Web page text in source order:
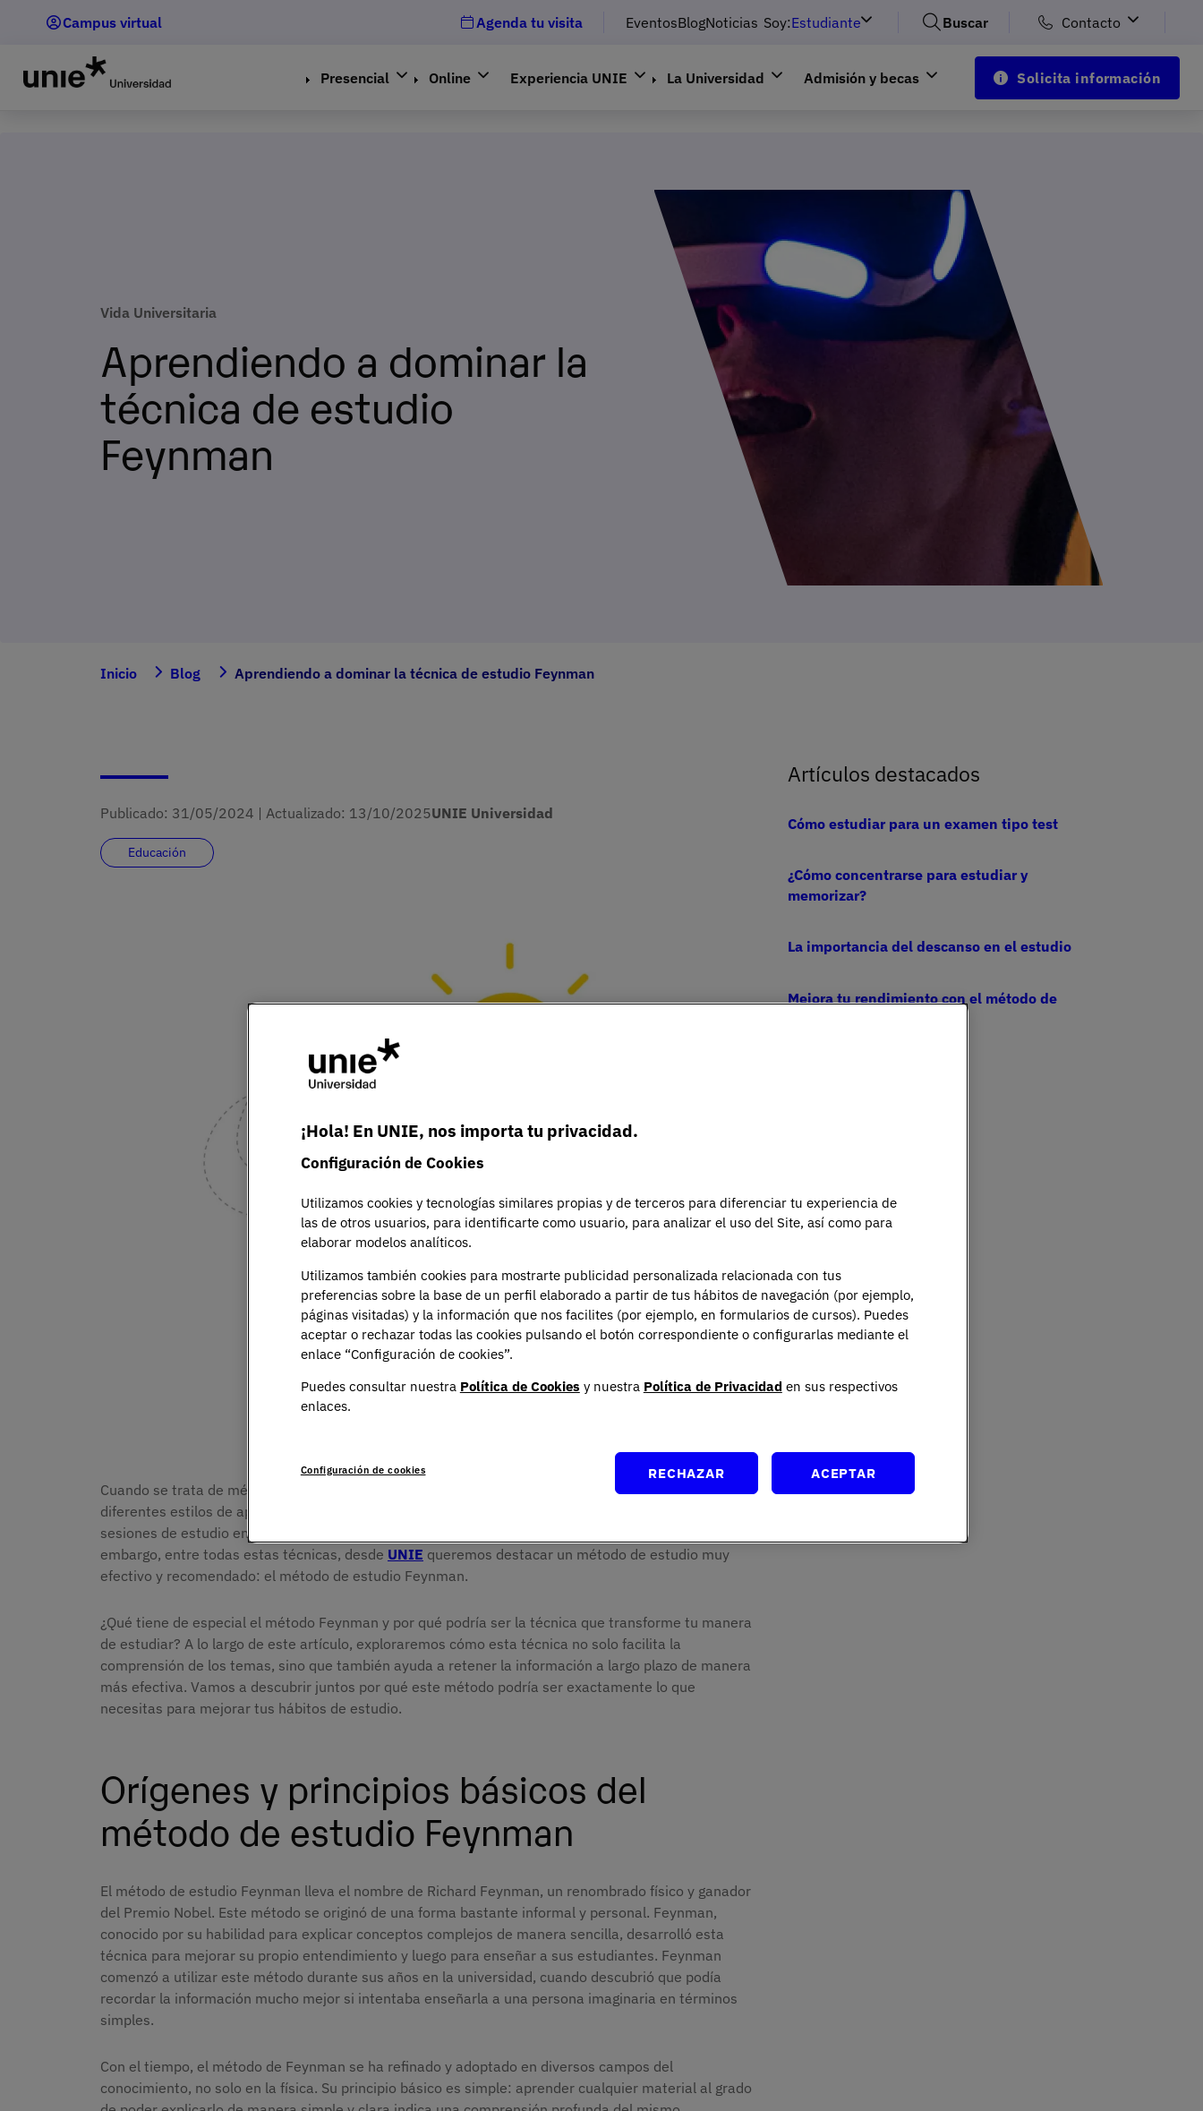
principal
Campus virtual Agenda tu visita EventosBlogNoticias Soy:Estudiante Buscar Contacto
Presencial Online Experiencia UNIE La Universidad Admisión y becas Solicita información
Vida Universitaria
Aprendiendo a dominar la
técnica de estudio
Feynman
Inicio Blog Aprendiendo a dominar la técnica de estudio Feynman
Publicado: 31/05/2024 | Actualizado: 13/10/2025UNIE Universidad
Educación
Cuando se trata de métodos de estudio, hay muchas opciones muy variadas y además, se adaptan a
diferentes estilos de aprendizaje. Desde las tarjetas de memoria hasta los mapas conceptuales y las
sesiones de estudio en grupo, cada técnica tiene su lugar en el arsenal de un estudiante. Sin
embargo, entre todas estas técnicas, desde UNIE queremos destacar un método de estudio muy
efectivo y recomendado: el método de estudio Feynman.
¿Qué tiene de especial el método Feynman y por qué podría ser la técnica que transforme tu manera
de estudiar? A lo largo de este artículo, exploraremos cómo esta técnica no solo facilita la
comprensión de los temas, sino que también ayuda a retener la información a largo plazo de manera
más efectiva. Vamos a descubrir juntos por qué este método podría ser exactamente lo que
necesitas para mejorar tus hábitos de estudio.
Orígenes y principios básicos del
método de estudio Feynman
El método de estudio Feynman lleva el nombre de Richard Feynman, un renombrado físico y ganador
del Premio Nobel. Este método se originó de una forma bastante informal y personal. Feynman,
conocido por su habilidad para explicar conceptos complejos de manera sencilla, desarrolló esta
técnica para mejorar su propio entendimiento y luego para enseñar a sus estudiantes. Feynman
comenzó a utilizar este método durante sus años en la universidad, cuando descubrió que podía
recordar la información mucho mejor si intentaba enseñarla a una persona imaginaria en términos
simples.
Con el tiempo, el método de Feynman se ha refinado y adoptado en diversos campos del
conocimiento, no solo en la física. Su principio básico es simple: aprender cualquier material al grado
Artículos destacados
Cómo estudiar para un examen tipo test
¿Cómo concentrarse para estudiar y
memorizar?
La importancia del descanso en el estudio
Mejora tu rendimiento con el método de
¡Hola! En UNIE, nos importa tu privacidad.
Configuración de Cookies
Utilizamos cookies y tecnologías similares propias y de terceros para diferenciar tu experiencia de
las de otros usuarios, para identificarte como usuario, para analizar el uso del Site, así como para
elaborar modelos analíticos.
Utilizamos también cookies para mostrarte publicidad personalizada relacionada con tus
preferencias sobre la base de un perfil elaborado a partir de tus hábitos de navegación (por ejemplo,
páginas visitadas) y la información que nos facilites (por ejemplo, en formularios de cursos). Puedes
aceptar o rechazar todas las cookies pulsando el botón correspondiente o configurarlas mediante el
enlace “Configuración de cookies”.
Puedes consultar nuestra Política de Cookies y nuestra Política de Privacidad en sus respectivos
enlaces.
Configuración de cookies RECHAZAR ACEPTAR